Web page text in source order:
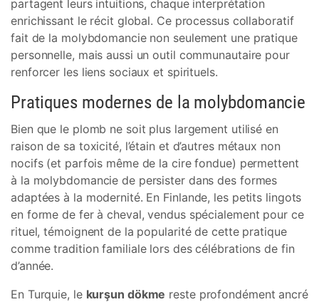
partagent leurs intuitions, chaque interprétation
enrichissant le récit global. Ce processus collaboratif
fait de la molybdomancie non seulement une pratique
personnelle, mais aussi un outil communautaire pour
renforcer les liens sociaux et spirituels.
Pratiques modernes de la molybdomancie
Bien que le plomb ne soit plus largement utilisé en
raison de sa toxicité, l’étain et d’autres métaux non
nocifs (et parfois même de la cire fondue) permettent
à la molybdomancie de persister dans des formes
adaptées à la modernité. En Finlande, les petits lingots
en forme de fer à cheval, vendus spécialement pour ce
rituel, témoignent de la popularité de cette pratique
comme tradition familiale lors des célébrations de fin
d’année.
En Turquie, le kurşun dökme reste profondément ancré